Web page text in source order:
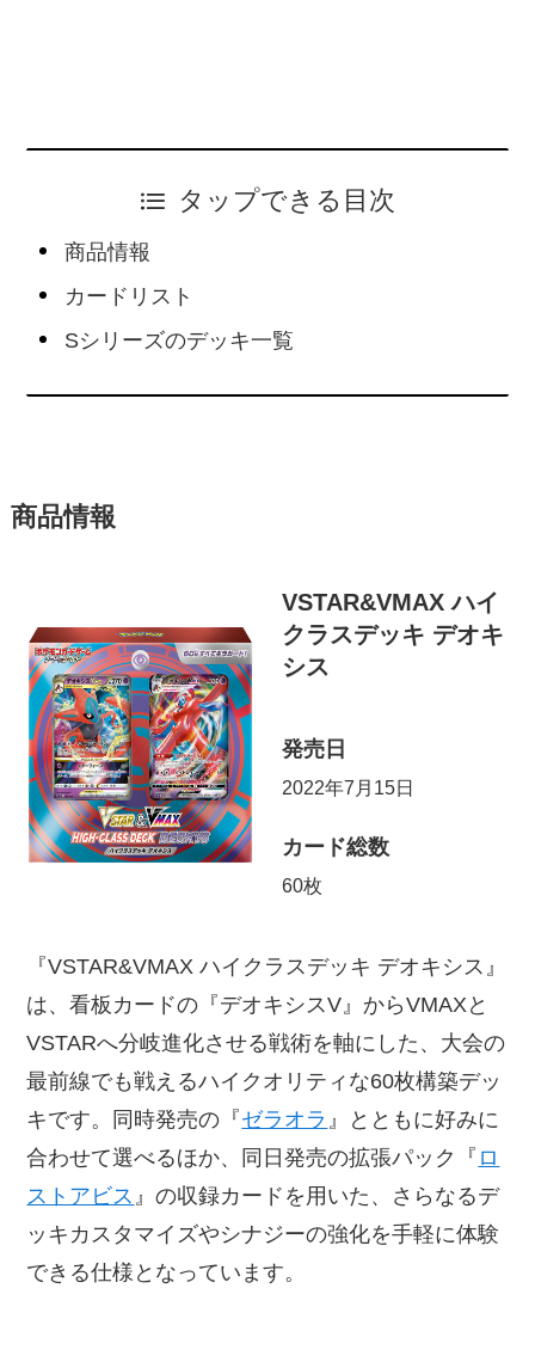
タップできる目次
商品情報
カードリスト
Sシリーズのデッキ一覧
商品情報
VSTAR&VMAX ハイ
クラスデッキ デオキ
シス
発売日
2022年7月15日
カード総数
60枚
『VSTAR&VMAX ハイクラスデッキ デオキシス』
は、看板カードの『デオキシスV』からVMAXと
VSTARへ分岐進化させる戦術を軸にした、大会の
最前線でも戦えるハイクオリティな60枚構築デッ
キです。同時発売の『ゼラオラ 』とともに好みに
合わせて選べるほか、同日発売の拡張パック『 ロ
ストアビス 』の収録カードを用いた、さらなるデ
ッキカスタマイズやシナジーの強化を手軽に体験
できる仕様となっています。